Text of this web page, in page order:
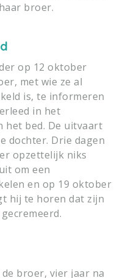
broer.
op 12 oktober
met wie ze al
is, te informeren
in het
het bed. De uitvaart
dochter. Drie dagen
opzettelijk niks
om een
en op 19 oktober
hij te horen dat zijn
broer, vier jaar na